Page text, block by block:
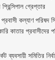
প্রিন্সিপাল গ্রেপ্তার
প্রবাসী কল্যাণ পরিষদ
কাতার প্রবাসীদের
ব্যবসায়ী সমিতির